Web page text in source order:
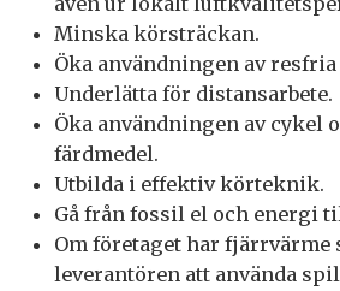
Minska körsträckan.
Öka användningen av resfria
Underlätta för distansarbete.
Öka användningen av cykel
färdmedel.
Utbilda i effektiv körteknik.
Gå från fossil el och energi
Om företaget har fjärrvärme
leverantören att använda